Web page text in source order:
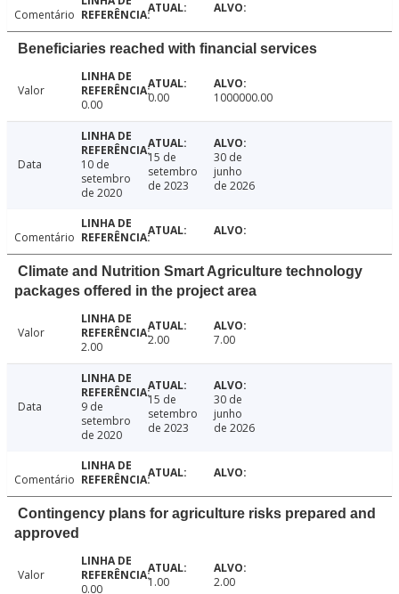
Comentário
Beneficiaries reached with financial services
Valor
0.00
0.00 1000000.00
Data
10 de
setembro
de 2020
15 de
setembro
de 2023
30 de
junho
de 2026
Comentário
Climate and Nutrition Smart Agriculture technology
packages offered in the project area
Valor
2.00
2.00 7.00
Data
9 de
setembro
de 2020
15 de
setembro
de 2023
30 de
junho
de 2026
Comentário
Contingency plans for agriculture risks prepared and
approved
Valor
0.00
1.00 2.00